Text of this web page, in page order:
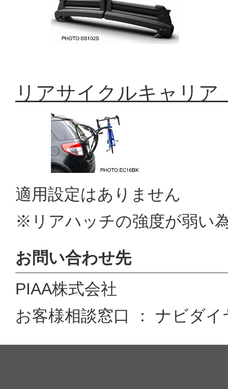
リアサイクルキャリア
適用設定はありません
※リアハッチの強度が弱い
お問い合わせ先
PIAA株式会社
お客様相談窓口 ： ナビダ